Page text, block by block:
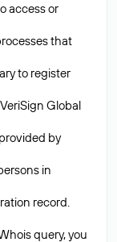
access or
that
to register
Global
by
in
record.
query, you